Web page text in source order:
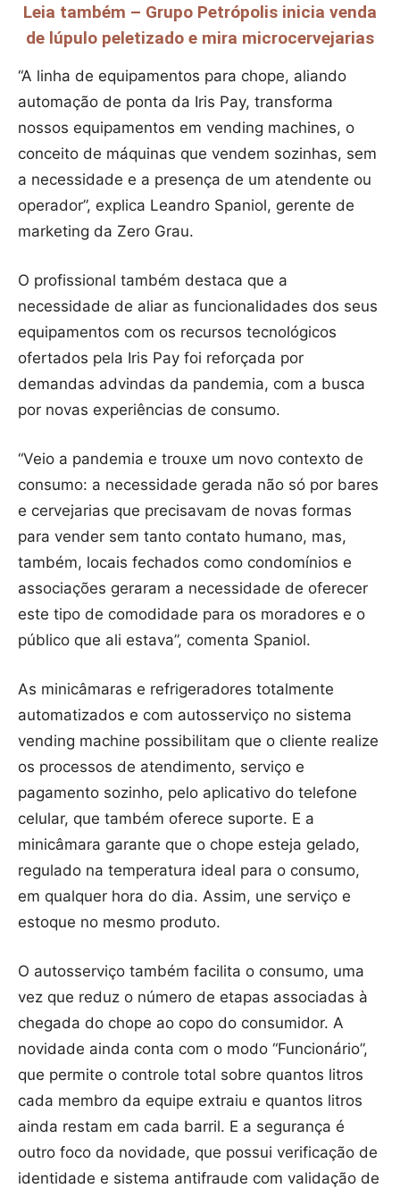
Leia também – Grupo Petrópolis inicia venda
de lúpulo peletizado e mira microcervejarias
“A linha de equipamentos para chope, aliando
automação de ponta da Iris Pay, transforma
nossos equipamentos em vending machines, o
conceito de máquinas que vendem sozinhas, sem
a necessidade e a presença de um atendente ou
operador”, explica Leandro Spaniol, gerente de
marketing da Zero Grau.
O profissional também destaca que a
necessidade de aliar as funcionalidades dos seus
equipamentos com os recursos tecnológicos
ofertados pela Iris Pay foi reforçada por
demandas advindas da pandemia, com a busca
por novas experiências de consumo.
“Veio a pandemia e trouxe um novo contexto de
consumo: a necessidade gerada não só por bares
e cervejarias que precisavam de novas formas
para vender sem tanto contato humano, mas,
também, locais fechados como condomínios e
associações geraram a necessidade de oferecer
este tipo de comodidade para os moradores e o
público que ali estava”, comenta Spaniol.
As minicâmaras e refrigeradores totalmente
automatizados e com autosserviço no sistema
vending machine possibilitam que o cliente realize
os processos de atendimento, serviço e
pagamento sozinho, pelo aplicativo do telefone
celular, que também oferece suporte. E a
minicâmara garante que o chope esteja gelado,
regulado na temperatura ideal para o consumo,
em qualquer hora do dia. Assim, une serviço e
estoque no mesmo produto.
O autosserviço também facilita o consumo, uma
vez que reduz o número de etapas associadas à
chegada do chope ao copo do consumidor. A
novidade ainda conta com o modo “Funcionário”,
que permite o controle total sobre quantos litros
cada membro da equipe extraiu e quantos litros
ainda restam em cada barril. E a segurança é
outro foco da novidade, que possui verificação de
identidade e sistema antifraude com validação de